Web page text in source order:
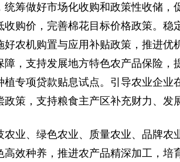
筹做好市场化收购和政策性收储，
购价，完善棉花目标价格政策。稳
农机购置与应用补贴政策，推进优
，支持发展地方特色农产品保险，
专项贷款贴息试点。引导农业企业
策，支持粮食主产区补充财力、发
农业、绿色农业、质量农业、品牌农
效种养，推进农产品精深加工，培